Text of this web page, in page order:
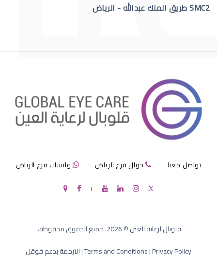
مرض الماء الازرق بالعين
SMC2 طريق الملك عبدالله - الرياض
تواصل معنا جوال فرع الرياض واتساب فرع الرياض
قلوبال لرعاية العين©
2026. جميع الحقوق محفوظة.
Terms and Conditions|Privacy Policy
|الترجمة بدعم قوقل